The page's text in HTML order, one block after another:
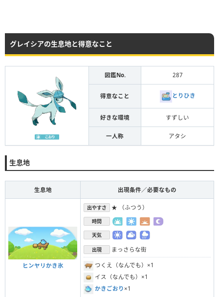
グレイシアの生息地と得意なこと
図鑑No. 287
得意なこと とりひき
好きな環境 すずしい
一人称 アタシ
生息地
生息地 出現条件／必要なもの
ヒンヤリかき氷
出やすさ ★ （ふつう）
時間
天気
出現 まっさらな街
つくえ（なんでも）×1
イス（なんでも）×1
かきごおり ×1